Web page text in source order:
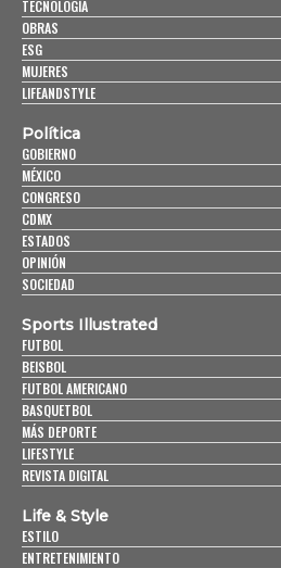
TECNOLOGÍA
OBRAS
ESG
MUJERES
LIFEANDSTYLE
Política
GOBIERNO
MÉXICO
CONGRESO
CDMX
ESTADOS
OPINIÓN
SOCIEDAD
Sports Illustrated
FUTBOL
BEISBOL
FUTBOL AMERICANO
BASQUETBOL
MÁS DEPORTE
LIFESTYLE
REVISTA DIGITAL
Life & Style
ESTILO
ENTRETENIMIENTO